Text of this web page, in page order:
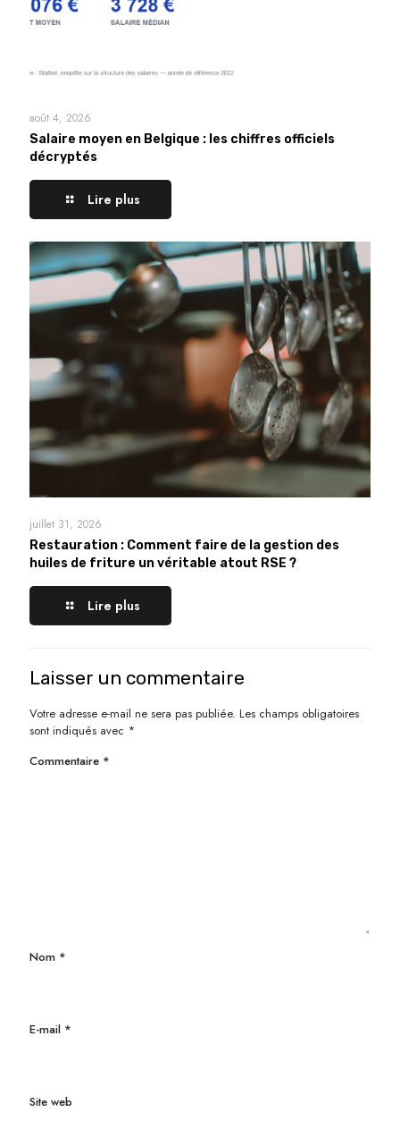
août 4, 2026
Salaire moyen en Belgique : les chiffres officiels
décryptés
Lire plus
juillet 31, 2026
Restauration : Comment faire de la gestion des
huiles de friture un véritable atout RSE ?
Lire plus
Laisser un commentaire
Votre adresse e-mail ne sera pas publiée. Les champs obligatoires
sont indiqués avec *
Commentaire *
Nom *
E-mail *
Site web